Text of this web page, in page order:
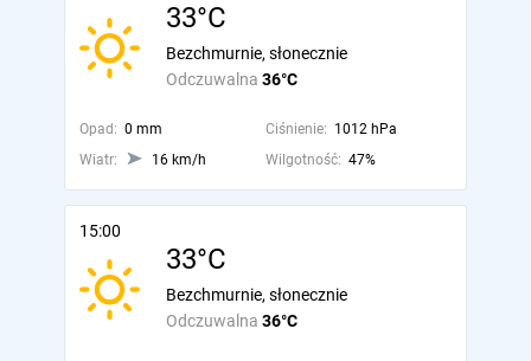
33°C
Odczuwalna 36°C
Bezchmurnie, słonecznie
Opad: 0 mm Ciśnienie: 1012 hPa
Wiatr:
16 km/h Wilgotność: 47%
15:00
33°C
Odczuwalna 36°C
Bezchmurnie, słonecznie